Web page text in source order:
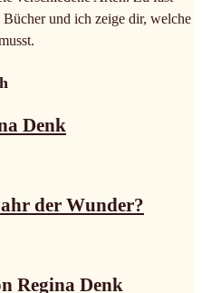
und ich zeige dir, welche
Denk
der Wunder?
Regina Denk